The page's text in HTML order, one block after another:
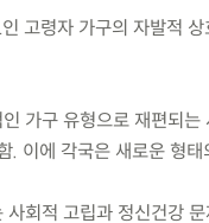
고령자 가구의 자발적
가구 유형으로 재편되
. 이에 각국은 새로운 형
회적 고립과 정신건강